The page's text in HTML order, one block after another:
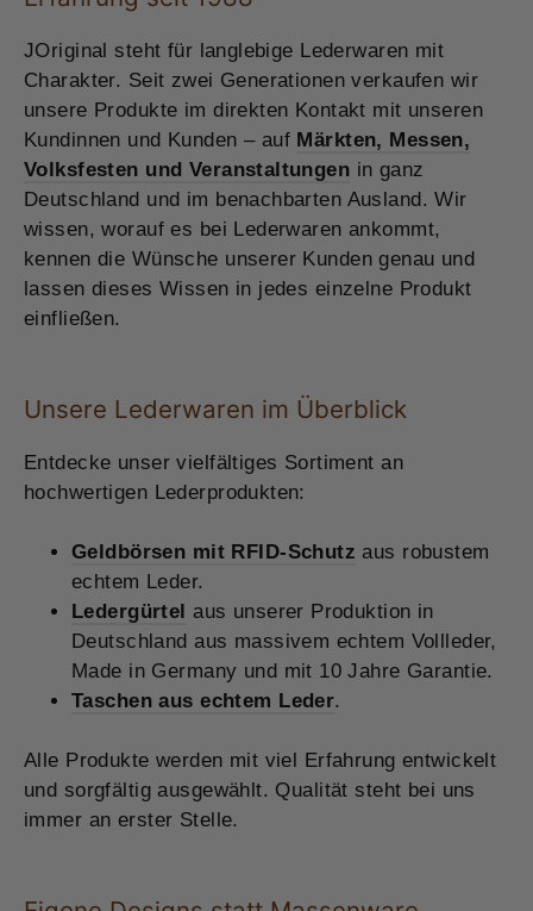
JOriginal steht für langlebige Lederwaren mit
Charakter. Seit zwei Generationen verkaufen wir
unsere Produkte im direkten Kontakt mit unseren
Kundinnen und Kunden – auf Märkten, Messen,
Volksfesten und Veranstaltungen in ganz
Deutschland und im benachbarten Ausland. Wir
wissen, worauf es bei Lederwaren ankommt,
kennen die Wünsche unserer Kunden genau und
lassen dieses Wissen in jedes einzelne Produkt
einfließen.
Unsere Lederwaren im Überblick
Entdecke unser vielfältiges Sortiment an
hochwertigen Lederprodukten:
Geldbörsen mit RFID-Schutz aus robustem
echtem Leder.
Ledergürtel
aus unserer Produktion in
Deutschland aus massivem echtem Vollleder,
Made in Germany und mit 10 Jahre Garantie.
Taschen aus echtem Leder.
Alle Produkte werden mit viel Erfahrung entwickelt
und sorgfältig ausgewählt. Qualität steht bei uns
immer an erster Stelle.